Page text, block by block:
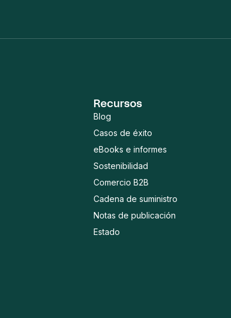
Recursos
Blog
Casos de éxito
eBooks e informes
Sostenibilidad
Comercio B2B
Cadena de suministro
Notas de publicación
Estado